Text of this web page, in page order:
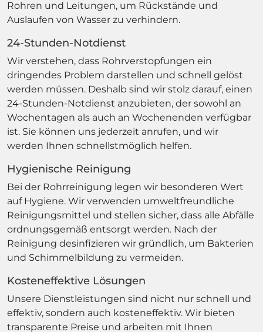
Rohren und Leitungen, um Rückstände und
Auslaufen von Wasser zu verhindern.
24-Stunden-Notdienst
Wir verstehen, dass Rohrverstopfungen ein
dringendes Problem darstellen und schnell gelöst
werden müssen. Deshalb sind wir stolz darauf, einen
24-Stunden-Notdienst anzubieten, der sowohl an
Wochentagen als auch an Wochenenden verfügbar
ist. Sie können uns jederzeit anrufen, und wir
werden Ihnen schnellstmöglich helfen.
Hygienische Reinigung
Bei der Rohrreinigung legen wir besonderen Wert
auf Hygiene. Wir verwenden umweltfreundliche
Reinigungsmittel und stellen sicher, dass alle Abfälle
ordnungsgemäß entsorgt werden. Nach der
Reinigung desinfizieren wir gründlich, um Bakterien
und Schimmelbildung zu vermeiden.
Kosteneffektive Lösungen
Unsere Dienstleistungen sind nicht nur schnell und
effektiv, sondern auch kosteneffektiv. Wir bieten
transparente Preise und arbeiten mit Ihnen